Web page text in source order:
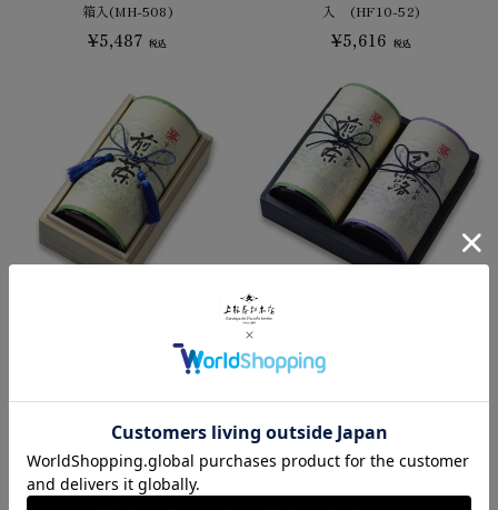
箱入(MH-508)
¥5,487 税込
入 (HF10-52)
¥5,616 税込
煎茶 京錦 200g缶木箱入り(A1-7
玉露 瑞茗・ 煎茶 喜撰 200g缶箱入